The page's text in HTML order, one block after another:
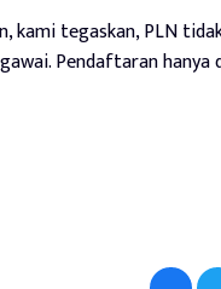
kami tegaskan, PLN
Pendaftaran